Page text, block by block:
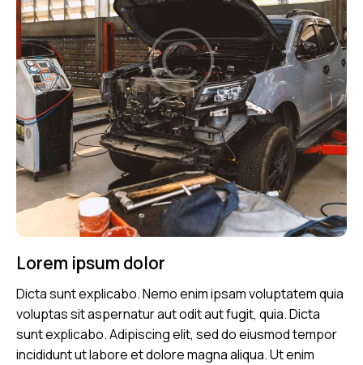
Lorem ipsum dolor
Dicta sunt explicabo. Nemo enim ipsam voluptatem quia
voluptas sit aspernatur aut odit aut fugit, quia. Dicta
sunt explicabo. Adipiscing elit, sed do eiusmod tempor
incididunt ut labore et dolore magna aliqua. Ut enim